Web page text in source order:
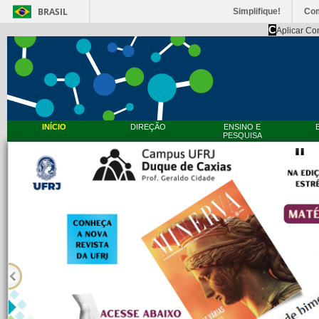
BRASIL Simplifique!
CAplicar
INÍCIO DIREÇÃO
ENSINO E
PESQUISA